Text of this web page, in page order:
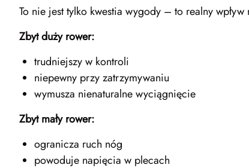
To nie jest tylko kwestia wygody – to realny
Zbyt duży rower:
trudniejszy w kontroli
niepewny przy zatrzymywaniu
wymusza nienaturalne wyciągnięcie
Zbyt mały rower:
ogranicza ruch nóg
powoduje napięcia w plecach